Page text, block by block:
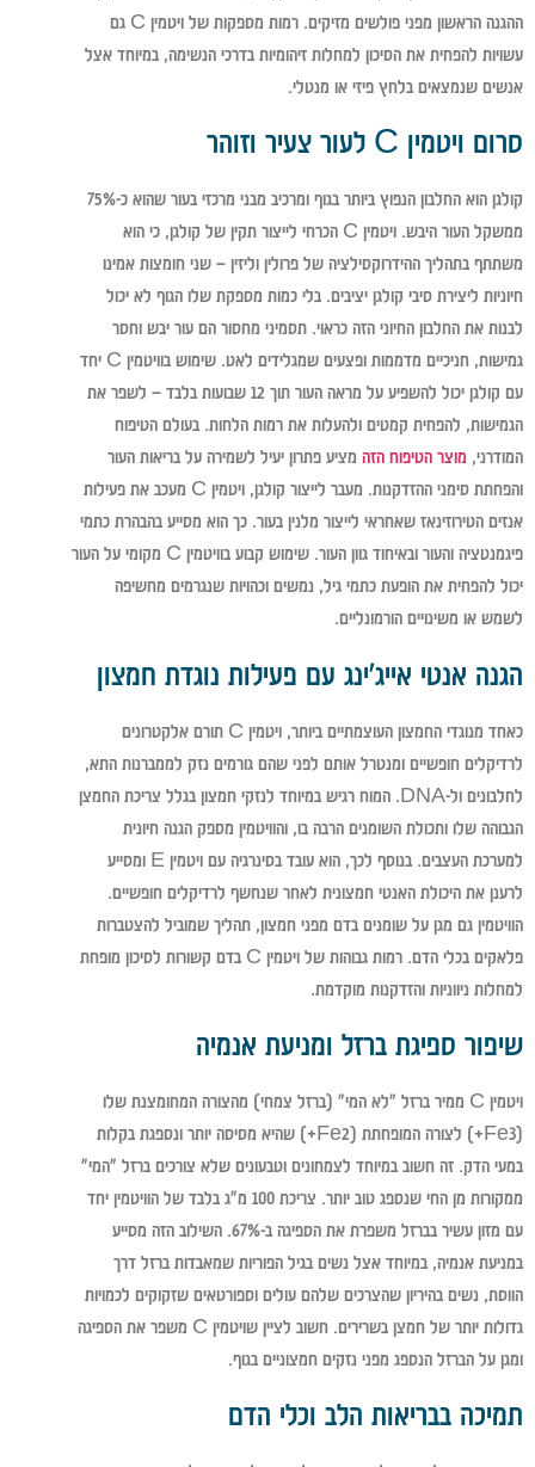
ההגנה הראשון מפני פולשים מזיקים. רמות מספקות של ויטמין C גם
עשויות להפחית את הסיכון למחלות זיהומיות בדרכי הנשימה, במיוחד אצל
אנשים שנמצאים בלחץ פיזי או מנטלי.
סרום ויטמין C לעור צעיר וזוהר
קולגן הוא החלבון הנפוץ ביותר בגוף ומרכיב מבני מרכזי בעור שהוא כ-75%
ממשקל העור היבש. ויטמין C הכרחי לייצור תקין של קולגן, כי הוא
משתתף בתהליך ההידרוקסילציה של פרולין וליזין – שני חומצות אמינו
חיוניות ליצירת סיבי קולגן יציבים. בלי כמות מספקת שלו הגוף לא יכול
לבנות את החלבון החיוני הזה כראוי. תסמיני מחסור הם עור יבש וחסר
גמישות, חניכיים מדממות ופצעים שמגלידים לאט. שימוש בוויטמין C יחד
עם קולגן יכול להשפיע על מראה העור תוך 12 שבועות בלבד – לשפר את
הגמישות, להפחית קמטים ולהעלות את רמות הלחות. בעולם הטיפוח
המודרני, מוצר הטיפוח הזה מציע פתרון יעיל לשמירה על בריאות העור
והפחתת סימני ההזדקנות. מעבר לייצור קולגן, ויטמין C מעכב את פעילות
אנזים הטירוזינאז שאחראי לייצור מלנין בעור. כך הוא מסייע בהבהרת כתמי
פיגמנטציה והעור ובאיחוד גוון העור. שימוש קבוע בוויטמין C מקומי על העור
יכול להפחית את הופעת כתמי גיל, נמשים וכהויות שנגרמים מחשיפה
לשמש או משינויים הורמונליים.
הגנה אנטי אייג'ינג עם פעילות נוגדת חמצון
כאחד מנוגדי החמצון העוצמתיים ביותר, ויטמין C תורם אלקטרונים
לרדיקלים חופשיים ומנטרל אותם לפני שהם גורמים נזק לממברנות התא,
לחלבונים ול-DNA. המוח רגיש במיוחד לנזקי חמצון בגלל צריכת החמצן
הגבוהה שלו ותכולת השומנים הרבה בו, והוויטמין מספק הגנה חיונית
למערכת העצבים. בנוסף לכך, הוא עובד בסינרגיה עם ויטמין E ומסייע
לרענן את היכולת האנטי חמצונית לאחר שנחשף לרדיקלים חופשיים.
הוויטמין גם מגן על שומנים בדם מפני חמצון, תהליך שמוביל להצטברות
פלאקים בכלי הדם. רמות גבוהות של ויטמין C בדם קשורות לסיכון מופחת
למחלות ניווניות והזדקנות מוקדמת.
שיפור ספיגת ברזל ומניעת אנמיה
ויטמין C ממיר ברזל "לא המי" (ברזל צמחי) מהצורה המחומצנת שלו
(Fe3+) לצורה המופחתת (Fe2+) שהיא מסיסה יותר ונספגת בקלות
במעי הדק. זה חשוב במיוחד לצמחונים וטבעונים שלא צורכים ברזל "המי"
ממקורות מן החי שנספג טוב יותר. צריכת 100 מ"ג בלבד של הוויטמין יחד
עם מזון עשיר בברזל משפרת את הספיגה ב-67%. השילוב הזה מסייע
במניעת אנמיה, במיוחד אצל נשים בגיל הפוריות שמאבדות ברזל דרך
הווסת, נשים בהיריון שהצרכים שלהם עולים וספורטאים שזקוקים לכמויות
גדולות יותר של חמצן בשרירים. חשוב לציין שויטמין C משפר את הספיגה
ומגן על הברזל הנספג מפני נזקים חמצוניים בגוף.
תמיכה בבריאות הלב וכלי הדם